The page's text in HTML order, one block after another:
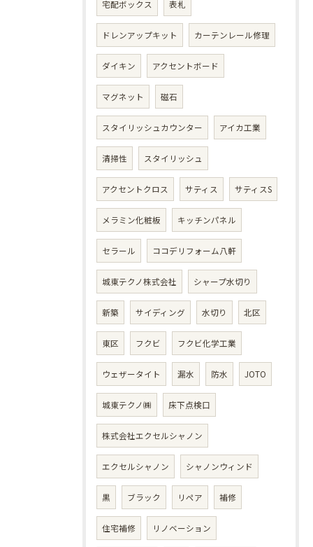
宅配ボックス 表札
ドレンアップキット カーテンレール修理
ダイキン アクセントボード
マグネット 磁石
スタイリッシュカウンター アイカ工業
清掃性 スタイリッシュ
アクセントクロス サティス サティスS
メラミン化粧板 キッチンパネル
セラール ココデリフォーム八軒
城東テクノ株式会社 シャープ水切り
新築 サイディング 水切り 北区
東区 フクビ フクビ化学工業
ウェザータイト 漏水 防水 JOTO
城東テクノ㈱ 床下点検口
株式会社エクセルシャノン
エクセルシャノン シャノンウィンド
黒 ブラック リペア 補修
住宅補修 リノベーション